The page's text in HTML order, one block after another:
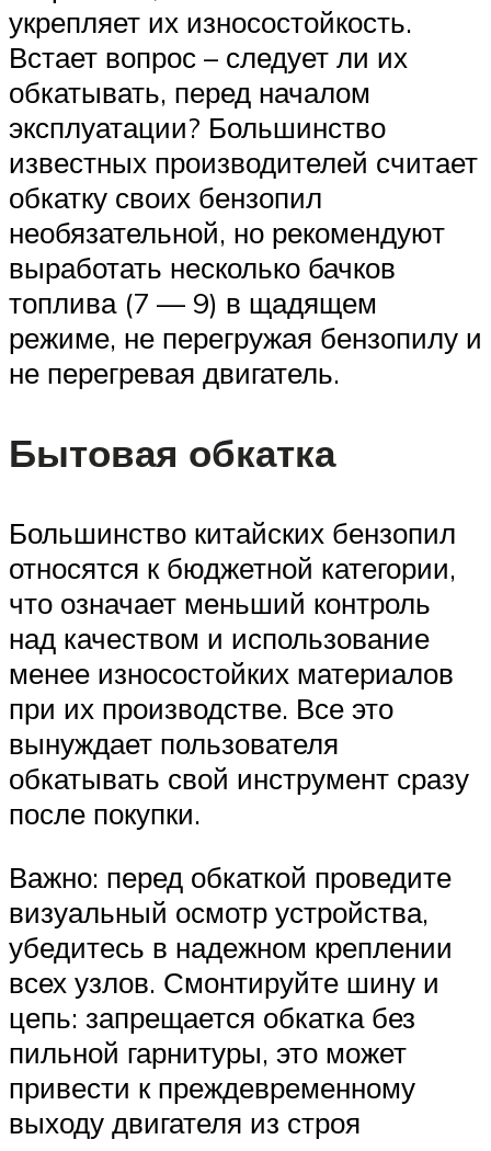
укрепляет их износостойкость.
Встает вопрос – следует ли их
обкатывать, перед началом
эксплуатации? Большинство
известных производителей считает
обкатку своих бензопил
необязательной, но рекомендуют
выработать несколько бачков
топлива (7 — 9) в щадящем
режиме, не перегружая бензопилу и
не перегревая двигатель.
Бытовая обкатка
Большинство китайских бензопил
относятся к бюджетной категории,
что означает меньший контроль
над качеством и использование
менее износостойких материалов
при их производстве. Все это
вынуждает пользователя
обкатывать свой инструмент сразу
после покупки.
Важно: перед обкаткой проведите
визуальный осмотр устройства,
убедитесь в надежном креплении
всех узлов. Смонтируйте шину и
цепь: запрещается обкатка без
пильной гарнитуры, это может
привести к преждевременному
выходу двигателя из строя